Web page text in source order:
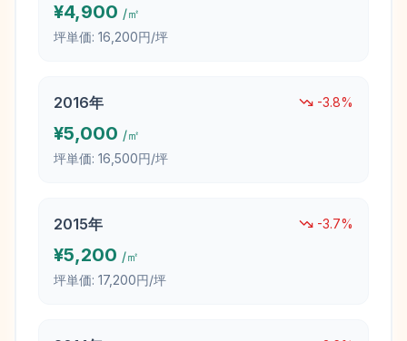
¥4,900 /㎡
坪単価: 16,200円/坪
2016年 -3.8%
¥5,000 /㎡
坪単価: 16,500円/坪
2015年 -3.7%
¥5,200 /㎡
坪単価: 17,200円/坪